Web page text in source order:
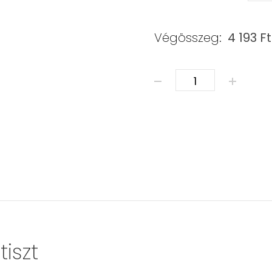
Végösszeg: 4 193 Ft